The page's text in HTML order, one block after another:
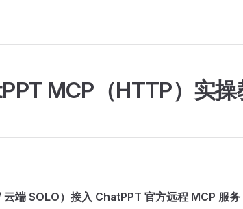
MCP（HTTP）实操
端 SOLO）接入 ChatPPT 官方远程 MCP 服务